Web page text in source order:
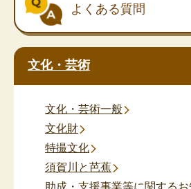
よくある質問
文化・芸術
文化・芸術一般
文化財
特撮文化
須賀川と芭蕉
助成・支援事業等に関する